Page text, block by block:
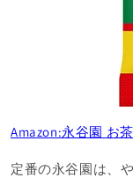
Amazon:永谷園 お
定番の永谷園は、